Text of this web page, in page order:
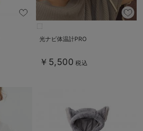
光ナビ体温計PRO
￥5,500 税込